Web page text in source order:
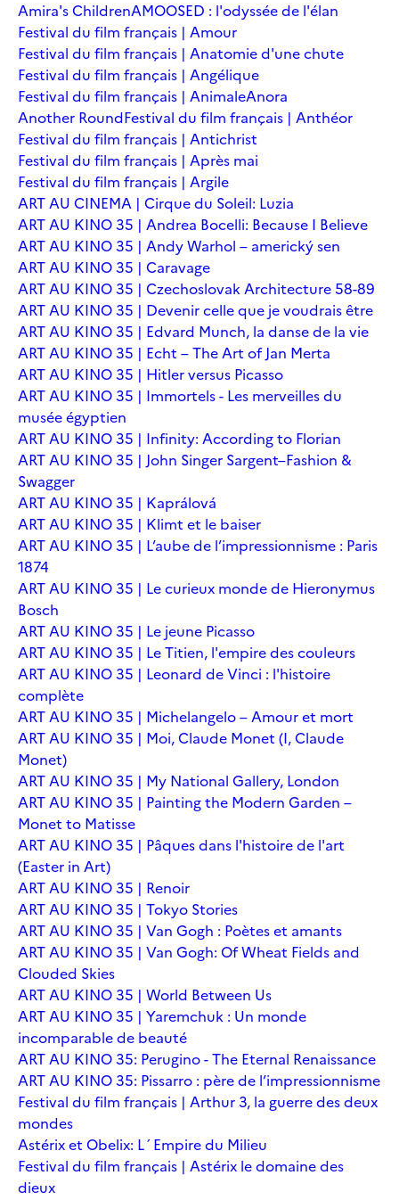
Amira's ChildrenAMOOSED : l'odyssée de l'élan
Festival du film français | Amour
Festival du film français | Anatomie d'une chute
Festival du film français | Angélique
Festival du film français | AnimaleAnora
Another RoundFestival du film français | Anthéor
Festival du film français | Antichrist
Festival du film français | Après mai
Festival du film français | Argile
ART AU CINEMA | Cirque du Soleil: Luzia
ART AU KINO 35 | Andrea Bocelli: Because I Believe
ART AU KINO 35 | Andy Warhol – americký sen
ART AU KINO 35 | Caravage
ART AU KINO 35 | Czechoslovak Architecture 58-89
ART AU KINO 35 | Devenir celle que je voudrais être
ART AU KINO 35 | Edvard Munch, la danse de la vie
ART AU KINO 35 | Echt – The Art of Jan Merta
ART AU KINO 35 | Hitler versus Picasso
ART AU KINO 35 | Immortels - Les merveilles du
musée égyptien
ART AU KINO 35 | Infinity: According to Florian
ART AU KINO 35 | John Singer Sargent–Fashion &
Swagger
ART AU KINO 35 | Kaprálová
ART AU KINO 35 | Klimt et le baiser
ART AU KINO 35 | L’aube de l’impressionnisme : Paris
1874
ART AU KINO 35 | Le curieux monde de Hieronymus
Bosch
ART AU KINO 35 | Le jeune Picasso
ART AU KINO 35 | Le Titien, l'empire des couleurs
ART AU KINO 35 | Leonard de Vinci : l'histoire
complète
ART AU KINO 35 | Michelangelo – Amour et mort
ART AU KINO 35 | Moi, Claude Monet (I, Claude
Monet)
ART AU KINO 35 | My National Gallery, London
ART AU KINO 35 | Painting the Modern Garden –
Monet to Matisse
ART AU KINO 35 | Pâques dans l'histoire de l'art
(Easter in Art)
ART AU KINO 35 | Renoir
ART AU KINO 35 | Tokyo Stories
ART AU KINO 35 | Van Gogh : Poètes et amants
ART AU KINO 35 | Van Gogh: Of Wheat Fields and
Clouded Skies
ART AU KINO 35 | World Between Us
ART AU KINO 35 | Yaremchuk : Un monde
incomparable de beauté
ART AU KINO 35: Perugino - The Eternal Renaissance
ART AU KINO 35: Pissarro : père de l’impressionnisme
Festival du film français | Arthur 3, la guerre des deux
mondes
Astérix et Obelix: L´Empire du Milieu
Festival du film français | Astérix le domaine des
dieux